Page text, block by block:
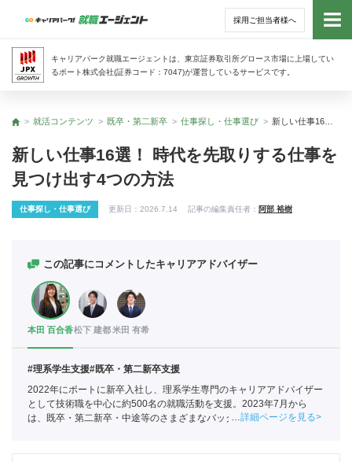
採用ご担当者様へ
キャリアパーク就職エージェントは、東京証券取引所グロース市場に上場してい
るポート株式会社(証券コード：7047)が運営しているサービスです。
トッ
トップ
就活コンテンツ 既卒・第二新卒 仕事探し・仕事選び
新しい仕事16選！ 時代を先取りする仕事を
見つけ出す4つの方法
仕事探し・仕事選び 更新日： 2026.7.14 記事の編集責任者： 阿部 裕樹
この記事にコメントしたキャリアアドバイザー
本田 百合香松下 建都米田 有希
#理系学生支援#既卒・第二新卒支援
2022年にポートに新卒入社し、理系学生専門のキャリアアドバイザー
として技術職を中心に約500名の就職活動を支援。2023年7月から
は、既卒・第二新卒・中途等のさまざまなバックグラウンドを持つ
詳細ページを見る